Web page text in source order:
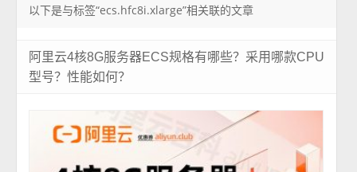
以下是与标签“ecs.hfc8i.xlarge”相关联的文章
阿里云4核8G服务器ECS规格有哪些？采用哪款CPU
型号？性能如何？